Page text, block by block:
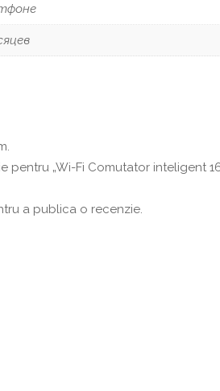
pentru „Wi-Fi Comutator inteligent
a publica o recenzie.